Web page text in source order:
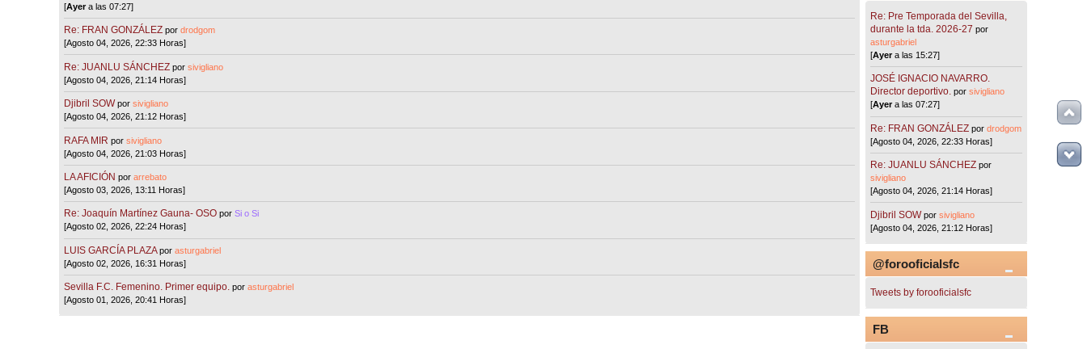
[Ayera las 07:27]
Re: FRAN GONZÁLEZ pordrodgom
[Agosto 04, 2026, 22:33 Horas]
Re: JUANLU SÁNCHEZ porsivigliano
[Agosto 04, 2026, 21:14 Horas]
Djibril SOW porsivigliano
[Agosto 04, 2026, 21:12 Horas]
RAFA MIR porsivigliano
[Agosto 04, 2026, 21:03 Horas]
LA AFICIÓN porarrebato
[Agosto 03, 2026, 13:11 Horas]
Re: Joaquín Martínez Gauna- OSO porSi o Si
[Agosto 02, 2026, 22:24 Horas]
LUIS GARCÍA PLAZA porasturgabriel
[Agosto 02, 2026, 16:31 Horas]
Sevilla F.C. Femenino. Primer equipo. porasturgabriel
[Agosto 01, 2026, 20:41 Horas]
Re: Pre Temporada del Sevilla,
durante la tda. 2026-27 por
asturgabriel
[Ayera las 15:27]
JOSÉ IGNACIO NAVARRO.
Director deportivo. porsivigliano
[Ayera las 07:27]
Re: FRAN GONZÁLEZ pordrodgom
[Agosto 04, 2026, 22:33 Horas]
Re: JUANLU SÁNCHEZ por
sivigliano
[Agosto 04, 2026, 21:14 Horas]
Djibril SOW porsivigliano
[Agosto 04, 2026, 21:12 Horas]
@forooficialsfc
Tweets by forooficialsfc
FB